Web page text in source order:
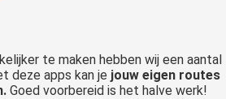
te maken hebben wij een aantal
deze apps kan je jouw eigen routes
Goed voorbereid is het halve werk!